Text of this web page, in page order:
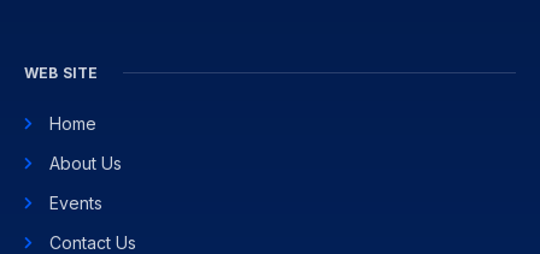
WEB SITE
Home
About Us
Events
Contact Us